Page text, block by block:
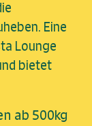
Eine
Lounge
bietet
ab 500kg